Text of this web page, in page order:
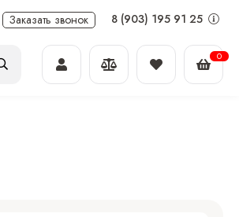
Заказать звонок 8 (903) 195 91 25
0